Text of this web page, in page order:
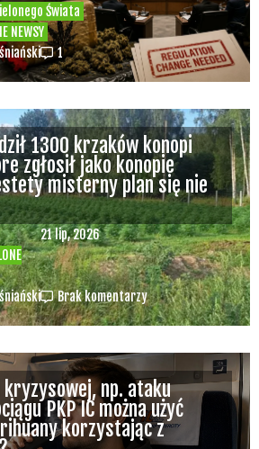
Świata
NEWSY
1
21 lip, 2026
1300 krzaków konopi
zgłosił jako konopie
misterny plan się nie
Brak komentarzy
np. ataku
PKP IC można użyć
korzystając z